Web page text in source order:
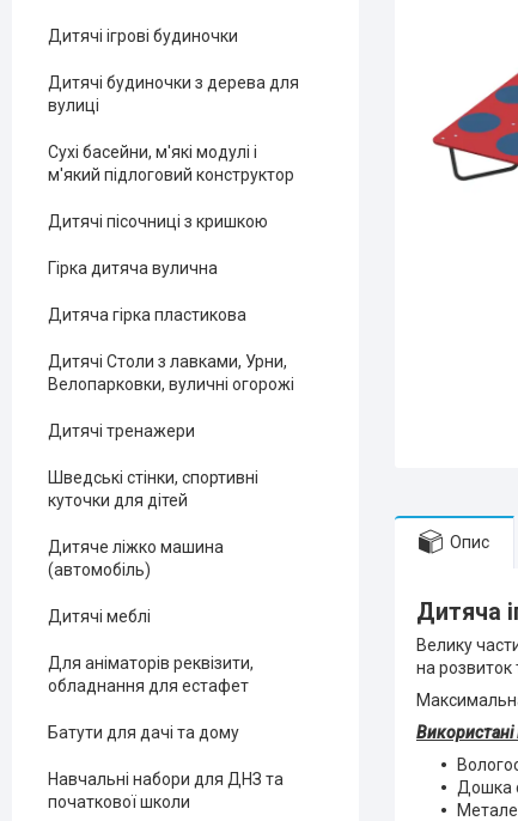
Опис
Дитяча
Велику
на розвиток
Використані
Дошка
Дитячі ігрові будиночки
Дитячі будиночки з дерева для
вулиці
Сухі басейни, м'які модулі і
м'який підлоговий конструктор
Дитячі пісочниці з кришкою
Гірка дитяча вулична
Дитяча гірка пластикова
Дитячі Столи з лавками, Урни,
Велопарковки, вуличні огорожі
Дитячі тренажери
Шведські стінки, спортивні
куточки для дітей
Дитяче ліжко машина
(автомобіль)
Дитячі меблі
Для аніматорів реквізити,
обладнання для естафет
Батути для дачі та дому
Навчальні набори для ДНЗ та
початкової школи